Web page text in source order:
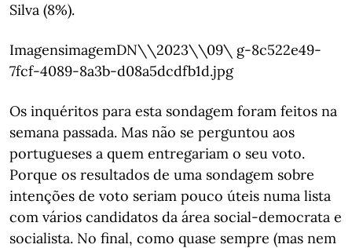
Silva (8%).
ImagensimagemDN\\2023\\09\ g-8c522e49-
7fcf-4089-8a3b-d08a5dcdfb1d.jpg
Os inquéritos para esta sondagem foram feitos na
semana passada. Mas não se perguntou aos
portugueses a quem entregariam o seu voto.
Porque os resultados de uma sondagem sobre
intenções de voto seriam pouco úteis numa lista
com vários candidatos da área social-democrata e
socialista. No final, como quase sempre (mas nem